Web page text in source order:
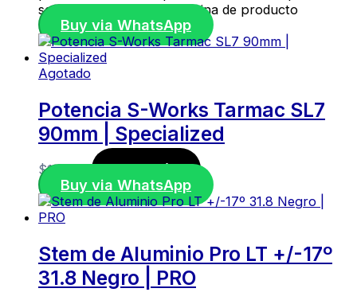
se pueden elegir en la página de producto
Buy via WhatsApp
Agotado
Potencia S-Works Tarmac SL7
90mm | Specialized
$125,00
Leer más
Buy via WhatsApp
Stem de Aluminio Pro LT +/-17º
31.8 Negro | PRO